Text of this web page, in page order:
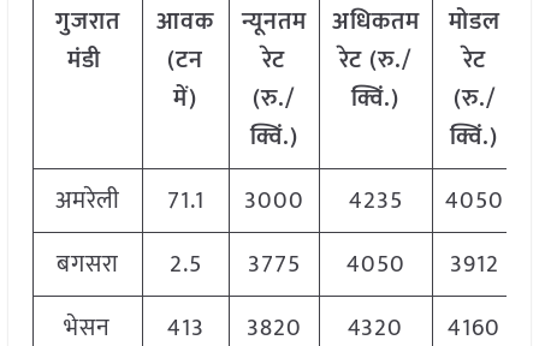
गुजरात
मंडी
आवक
(टन
में)
न्यूनतम
रेट
(रु./
क्विं.)
अधिकतम
रेट (रु./
क्विं.)
मोडल
रेट
(रु./
क्विं.)
अमरेली
71.1 3000 4235
4050
बगसरा
2.5 3775 4050
3912
भेसन
413 3820 4320
4160